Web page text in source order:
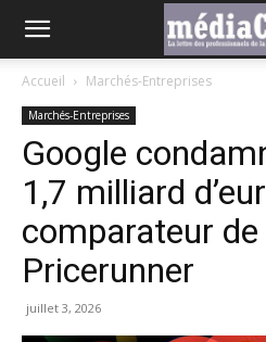
Accueil Marchés-Entreprises
Marchés-Entreprises
Google
1,7 milliard
comparateur
Pricerunner
juillet 3, 2026